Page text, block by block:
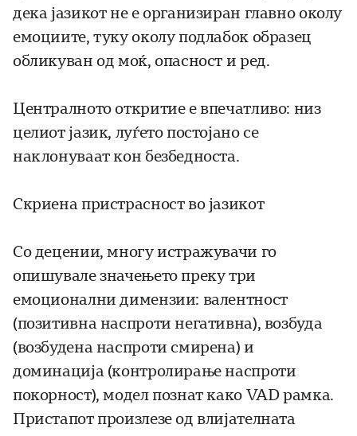
дека јазикот не е организиран главно околу
емоциите, туку околу подлабок образец
обликуван од моќ, опасност и ред.
Централното откритие е впечатливо: низ
целиот јазик, луѓето постојано се
наклонуваат кон безбедноста.
Скриена пристрасност во јазикот
Со децении, многу истражувачи го
опишувале значењето преку три
емоционални димензии: валентност
(позитивна наспроти негативна), возбуда
(возбудена наспроти смирена) и
доминација (контролирање наспроти
покорност), модел познат како VAD рамка.
Пристапот произлезе од влијателната